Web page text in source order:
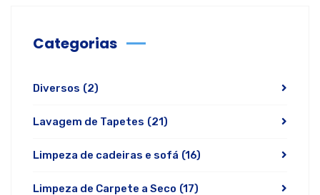
Categorias
Diversos (2)
Lavagem de Tapetes (21)
Limpeza de cadeiras e sofá (16)
Limpeza de Carpete a Seco (17)